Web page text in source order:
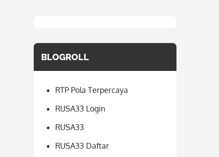
BLOGROLL
RTP Pola Terpercaya
RUSA33 Login
RUSA33
RUSA33 Daftar